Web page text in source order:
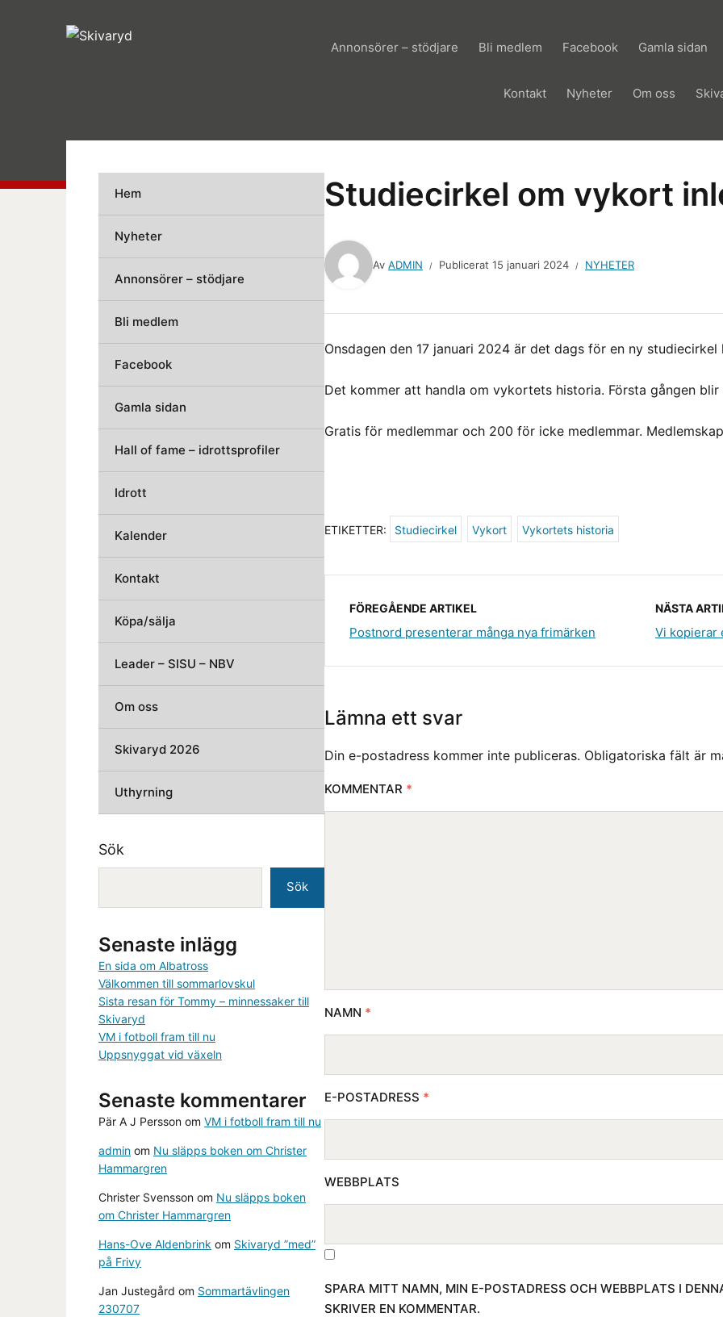
Annonsörer – stödjare Bli medlem Facebook Gamla sidan
Kontakt Nyheter Om oss
Studiecirkel om vykort
Av ADMIN Publicerat 15 januari 2024 NYHETER
Onsdagen den 17 januari 2024 är det dags för en ny studiecirkel
Det kommer att handla om vykortets historia. Första gången
Gratis för medlemmar och 200 för icke medlemmar.
ETIKETTER: Studiecirkel Vykort Vykortets historia
FÖREGÅENDE ARTIKEL
Postnord presenterar många nya frimärken
NÄSTA
Vi kopierar
Lämna ett svar
Din e-postadress kommer inte publiceras. Obligatoriska fält är
KOMMENTAR *
NAMN *
E-POSTADRESS *
WEBBPLATS
SPARA MITT NAMN, MIN E-POSTADRESS OCH WEBBPLATS I
SKRIVER EN KOMMENTAR.
Hem
Nyheter
Annonsörer – stödjare
Bli medlem
Facebook
Gamla sidan
Hall of fame – idrottsprofiler
Idrott
Kalender
Kontakt
Köpa/sälja
Leader – SISU – NBV
Om oss
Skivaryd 2026
Uthyrning
Sök
Sök
Senaste inlägg
En sida om Albatross
Välkommen till sommarlovskul
Sista resan för Tommy – minnessaker till
Skivaryd
VM i fotboll fram till nu
Uppsnyggat vid växeln
Senaste kommentarer
Pär A J Persson om VM i fotboll fram till nu
admin om Nu släpps boken om Christer
Hammargren
Christer Svensson om Nu släpps boken
om Christer Hammargren
Hans-Ove Aldenbrink om Skivaryd ”med”
på Frivy
Jan Justegård om Sommartävlingen
230707